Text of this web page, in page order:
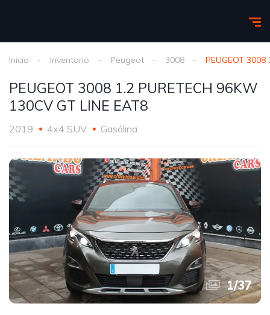
Inicio Inventario Peugeot 3008 PEUGEOT 3008
PEUGEOT 3008 1.2 PURETECH 96KW
130CV GT LINE EAT8
2019 4x4 SUV Gasólina
1/37